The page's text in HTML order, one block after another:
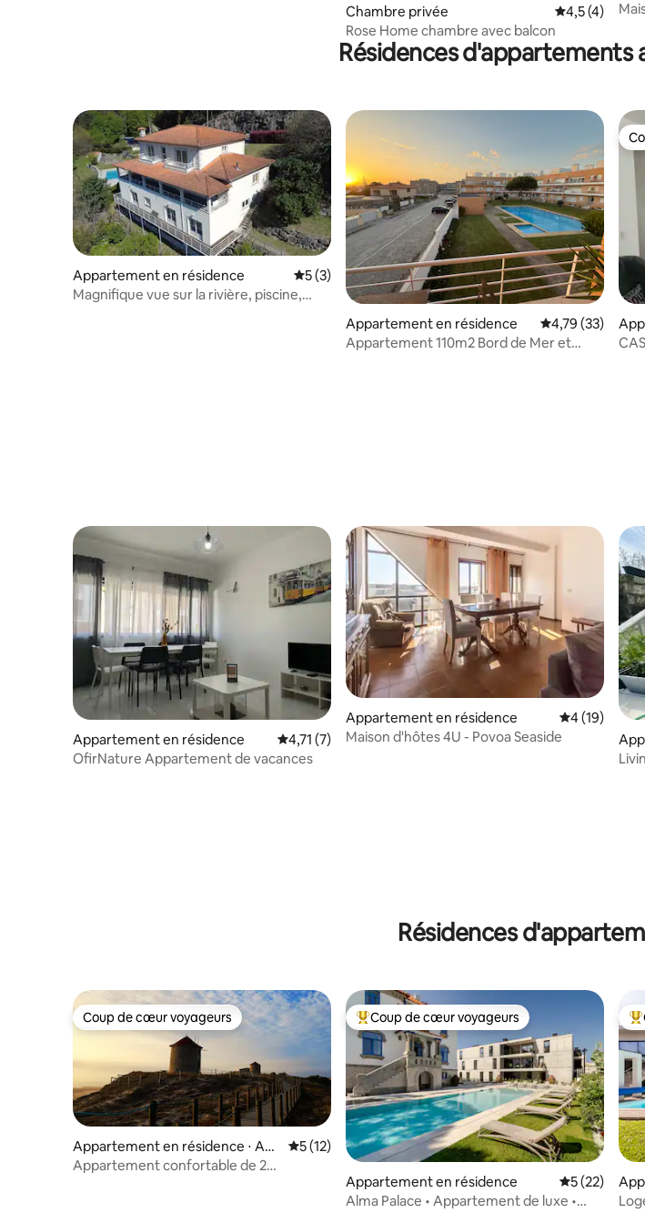
Chambre privée Évaluation
4,5 (4)
Rose Home chambre avec balcon
Résidences d'appartements
Appartement en résidence Évaluation moyenne sur la base de 3 commentaires : 5
5 (3)
Magnifique vue sur la rivière, piscine,
Appartement en résidence Évaluation
4,79 (33)
Appartement 110m2 Bord de Mer et
Appartement en résidence Évaluation moyenne sur la base de 7 commentaires : 4,71
4,71 (7)
OfirNature Appartement de vacances
Appartement en résidence Évaluation
4 (19)
Maison d'hôtes 4U - Povoa Seaside
Résidences
Coup de cœur voyageurs
Coup de cœur voyageurs
Appartement en résidence ⋅ Apú
lia
Évaluation moyenne sur la base de 12 commentaires : 5
5 (12)
Appartement confortable de 2
Coups de cœur voyageurs les plus appréciés
Coup de cœur voyageurs
Appartement en résidence Évaluation
5 (22)
Alma Palace • Appartement de luxe •